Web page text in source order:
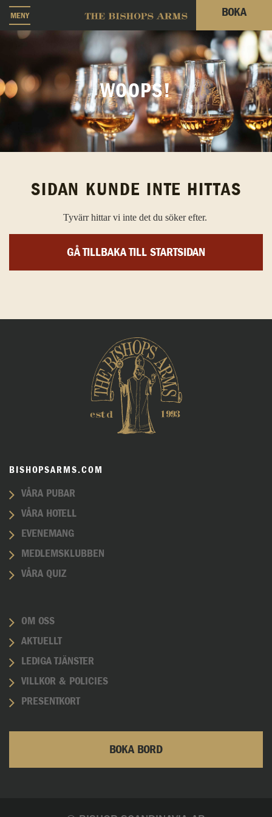
MENY BOKA
WOOPS!
SIDAN KUNDE INTE HITTAS
Tyvärr hittar vi inte det du söker efter.
GÅ TILLBAKA TILL STARTSIDAN
BISHOPSARMS.COM
VÅRA PUBAR
VÅRA HOTELL
EVENEMANG
MEDLEMSKLUBBEN
VÅRA QUIZ
OM OSS
AKTUELLT
LEDIGA TJÄNSTER
VILLKOR & POLICIES
PRESENTKORT
BOKA BORD